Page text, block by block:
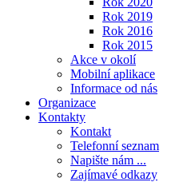
Rok 2019
Rok 2016
Rok 2015
Akce v okolí
Mobilní aplikace
Informace od nás
Organizace
Kontakty
Kontakt
Telefonní seznam
Napište nám ...
Zajímavé odkazy